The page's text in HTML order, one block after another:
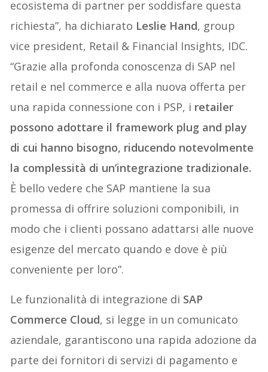
ecosistema di partner per soddisfare questa
richiesta”, ha dichiarato Leslie Hand, group
vice president, Retail & Financial Insights, IDC.
“Grazie alla profonda conoscenza di SAP nel
retail e nel commerce e alla nuova offerta per
una rapida connessione con i PSP, i retailer
possono adottare il framework plug and play
di cui hanno bisogno, riducendo notevolmente
la complessità di un’integrazione tradizionale.
È bello vedere che SAP mantiene la sua
promessa di offrire soluzioni componibili, in
modo che i clienti possano adattarsi alle nuove
esigenze del mercato quando e dove è più
conveniente per loro”.
Le funzionalità di integrazione di SAP
Commerce Cloud, si legge in un comunicato
aziendale, garantiscono una rapida adozione da
parte dei fornitori di servizi di pagamento e